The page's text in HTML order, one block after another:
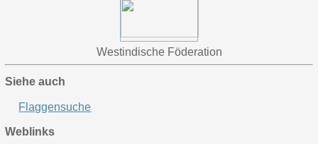
Westindische Föderation
Siehe auch
Flaggensuche
Weblinks